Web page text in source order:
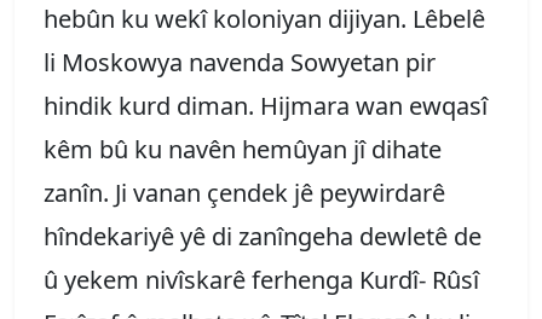
hebûn ku wekî koloniyan dijiyan. Lêbelê
li Moskowya navenda Sowyetan pir
hindik kurd diman. Hijmara wan ewqasî
kêm bû ku navên hemûyan jî dihate
zanîn. Ji vanan çendek jê peywirdarê
hîndekariyê yê di zanîngeha dewletê de
û yekem nivîskarê ferhenga Kurdî- Rûsî